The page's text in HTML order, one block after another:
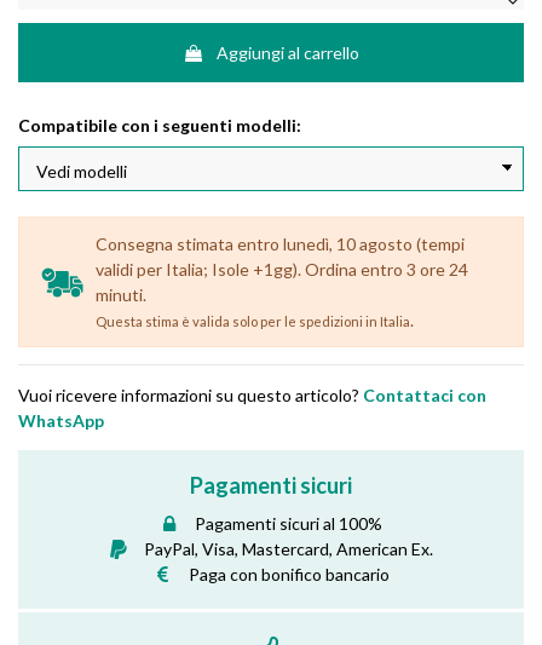
Aggiungi al carrello
Compatibile con i seguenti modelli:
Consegna stimata entro lunedì, 10 agosto (tempi
validi per Italia; Isole +1gg). Ordina entro 3 ore 24
minuti.
Questa stima è valida solo per le spedizioni in Italia.
Vuoi ricevere informazioni su questo articolo? Contattaci con
WhatsApp
Pagamenti sicuri
Pagamenti sicuri al 100%
PayPal, Visa, Mastercard, American Ex.
Paga con bonifico bancario